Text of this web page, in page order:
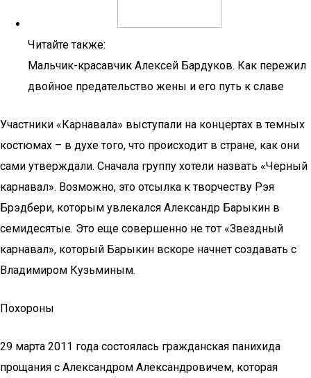
Читайте также:
Мальчик-красавчик Алексей Бардуков. Как пережил
двойное предательство жены и его путь к славе
Участники «Карнавала» выступали на концертах в темных
костюмах – в духе того, что происходит в стране, как они
сами утверждали. Сначала группу хотели назвать «Черный
карнавал». Возможно, это отсылка к творчеству Рэя
Брэдбери, которым увлекался Александр Барыкин в
семидесятые. Это еще совершенно не тот «Звездный
карнавал», который Барыкин вскоре начнет создавать с
Владимиром Кузьминым.
Похороны
29 марта 2011 года состоялась гражданская панихида
прощания с Александром Александровичем, которая